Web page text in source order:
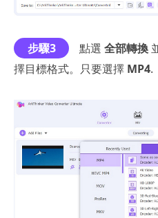
步驟3 點選 全部轉換
擇目標格式。只要選擇 MP4.